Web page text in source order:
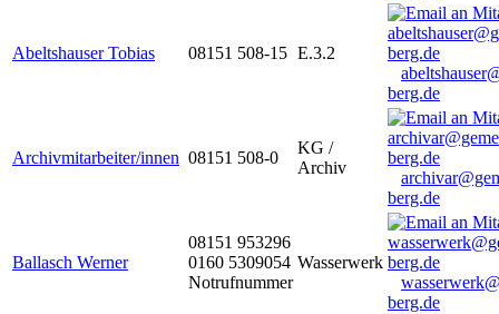
Abeltshauser Tobias 08151 508-15 E.3.2
berg.de
Archivmitarbeiter/innen 08151 508-0
KG /
Archiv
berg.de
Ballasch Werner
08151 953296
0160 5309054
Notrufnummer
Wasserwerk
berg.de